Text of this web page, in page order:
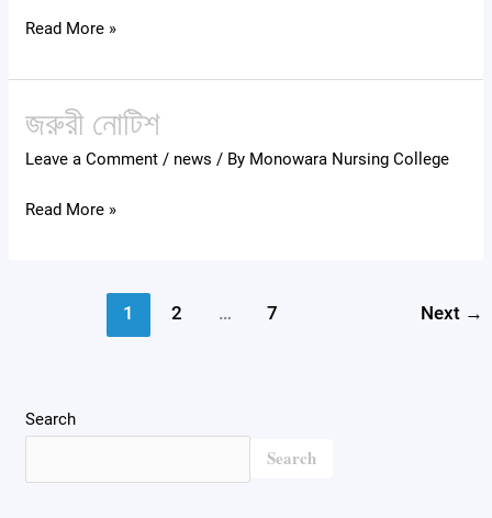
Read More »
জরুরী নোটিশ
Leave a Comment / news / By Monowara Nursing College
জরুরী
Read More »
1 2 … 7 Next →
Search
Search